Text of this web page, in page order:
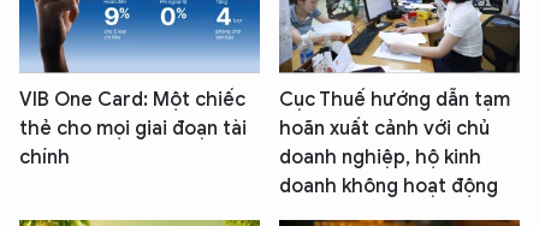
VIB One Card: Một chiếc
thẻ cho mọi giai đoạn tài
chính
Cục Thuế hướng dẫn tạm
hoãn xuất cảnh với chủ
doanh nghiệp, hộ kinh
doanh không hoạt động